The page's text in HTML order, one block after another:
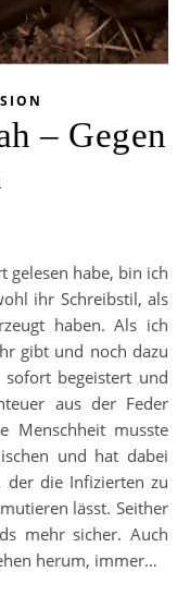
– Gegen
ihr Schreibstil, als
haben. Als ich
gibt und noch dazu
begeistert und
aus der Feder
Menschheit musste
und hat dabei
der die Infizierten zu
lässt. Seither
mehr sicher. Auch
herum, immer…